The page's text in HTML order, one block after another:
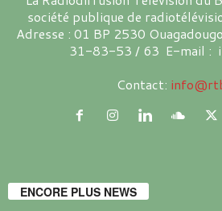
société publique de
Adresse : 01 BP 2530
31-83-53 / 63 E-mail :
Contact:
ENCORE PLUS NEWS